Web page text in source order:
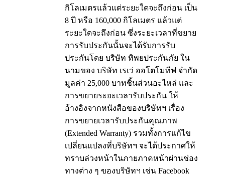
กิโลเมตรแล้วแต่ระยะใดจะถึงก่อน เป็น
8 ปี หรือ 160,000 กิโลเมตร แล้วแต่
ระยะใดจะถึงก่อน ซึ่งระยะเวลาที่ขยาย
การรับประกันนั้นจะได้รับการรับ
ประกันโดย บริษัท ทิพยประกันภัย ใน
นามของ บริษัท เรเว่ ออโตโมทีฟ จำกัด
มูลค่า 25,000 บาทชิ้นส่วนอะไหล่ และ
การขยายระยะเวลารับประกัน ให้
อ้างอิงจากหนังสือของบริษัทฯ เรื่อง
การขยายเวลารับประกันคุณภาพ
(Extended Warranty) รวมทั้งการแก้ไข
เปลี่ยนแปลงที่บริษัทฯ จะได้ประกาศให้
ทราบล่วงหน้าในภายภาคหน้าผ่านช่อง
ทางต่าง ๆ ของบริษัทฯ เช่น Facebook